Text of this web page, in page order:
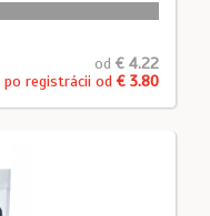
od € 4.22
po registrácii od € 3.80